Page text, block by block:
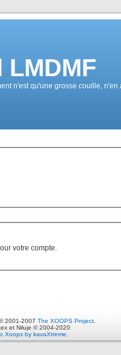
LMDMF
n'est qu'une grosse couille, n'en
votre compte.
2001-2007 The XOOPS Project
et Niluje © 2004-2020
Xoops by kavaXtreme.